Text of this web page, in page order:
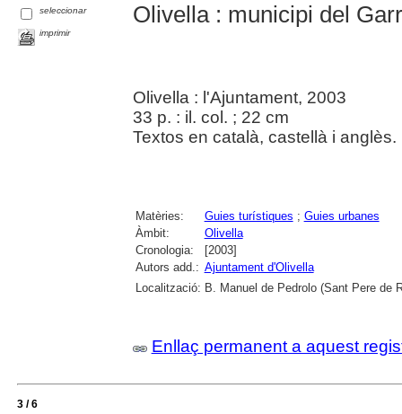
seleccionar
imprimir
Olivella : municipi del
Olivella : l'Ajuntament, 2003
33 p. : il. col. ; 22 cm
Textos en català, castellà i anglès.
Matèries: Guies turístiques ; Guies urbanes
Àmbit:
Olivella
Cronologia:
[2003]
Autors add.: Ajuntament d'Olivella
Localització: B. Manuel de Pedrolo (Sant Pere de
Enllaç permanent a aquest
3 / 6